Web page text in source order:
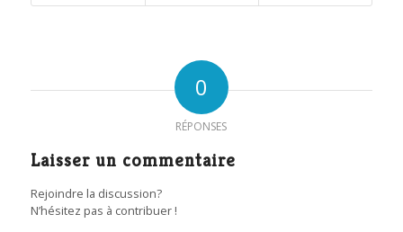
0
RÉPONSES
Laisser un commentaire
Rejoindre la discussion?
N’hésitez pas à contribuer !